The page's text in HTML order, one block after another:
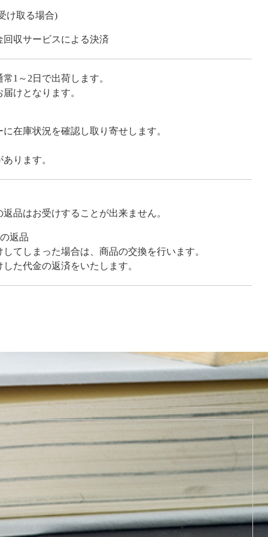
け取る場合)
収サービスによる決済
1～2日で出荷します。
けとなります。
在庫状況を確認し取り寄せします。
ります。
品はお受けすることが出来ません。
返品
てしまった場合は、商品の交換を行います。
た代金の返済をいたします。